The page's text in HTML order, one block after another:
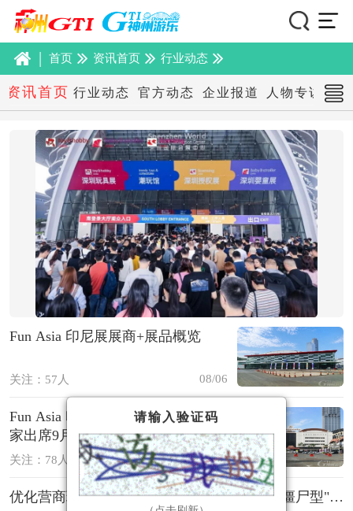
| 首页 资讯首页 行业动态
资讯首页 行业动态 官方动态 企业报道 人物专访 本
Fun Asia 印尼展展商+展品概览
关注：57人 08/06
Fun Asia 印尼展现场直击 | 广邀买
家出席9月GTI广州展
关注：78人 08/05
优化营商环境激发市场活力 | 多地依法清理"僵尸型"游艺娱乐场所
请输入验证码